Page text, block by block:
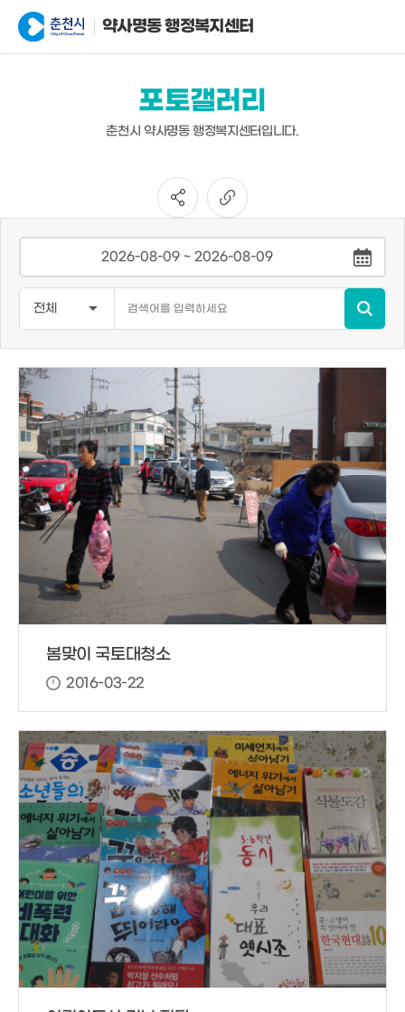
약사명동 행정복지센터
포토갤러리
춘천시 약사명동 행정복지센터입니다.
봄맞이 국토대청소
2016-03-22